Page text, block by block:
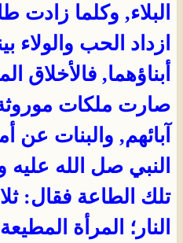
البلاء, وكلما زادت
ازداد الحب والولاء
أبناؤهما, فالأخلاق
صارت ملكات
آبائهم, والبنات عن
النبي صل الله
تلك الطاعة فقال:
النار؛ المرأة